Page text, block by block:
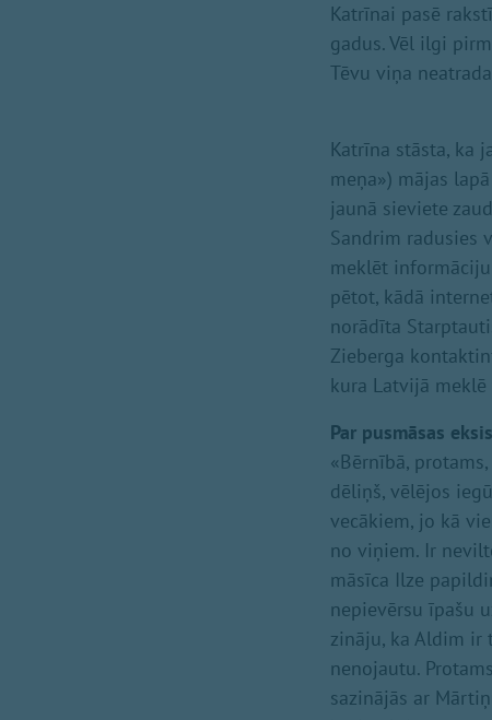
Katrīnai pasē
gadus. Vēl ilgi
Tēvu viņa
Katrīna stāsta, ka
meņa») mājas
jaunā sieviete
Sandrim radusies
meklēt
pētot, kādā
norādīta
Zieberga
kura Latvijā
Par pusmāsas
«Bērnībā,
dēliņš, vēlējos
vecākiem, jo kā
no viņiem. Ir
māsīca Ilze
nepievērsu īpašu
zināju, ka Aldim ir
nenojautu.
sazinājās ar